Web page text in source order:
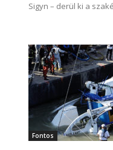
Sigyn – derül ki a
Fontos